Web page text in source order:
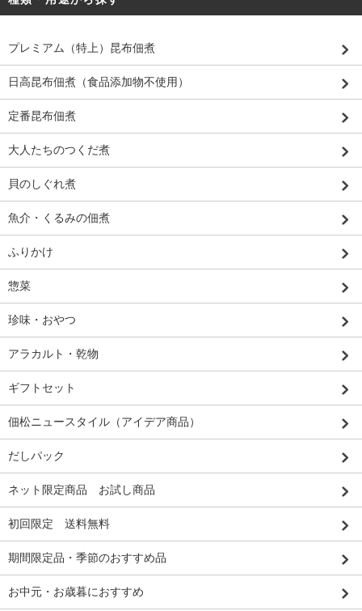
プレミアム（特上）昆布佃煮
日高昆布佃煮（食品添加物不使用）
定番昆布佃煮
大人たちのつくだ煮
貝のしぐれ煮
魚介・くるみの佃煮
ふりかけ
惣菜
珍味・おやつ
アラカルト・乾物
ギフトセット
佃松ニュースタイル（アイデア商品）
だしパック
ネット限定商品 お試し商品
初回限定 送料無料
期間限定品・季節のおすすめ品
お中元・お歳暮におすすめ